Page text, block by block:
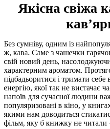
Якісна свіжа
Без сумніву, одним із
ж, кава. Саме з чашечки
свій новий день,
характерним ароматом.
підбадьоритися і тримати
енергію, якої так не вистачає
напоїв для сучасної людини
популяризовані в кіно, у
якими нам доводиться
фільм, яку б книжку не читали